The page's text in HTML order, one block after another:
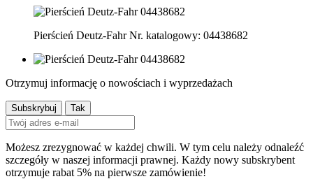
Pierścień Deutz-Fahr Nr. katalogowy: 04438682
Otrzymuj informację o nowościach i wyprzedażach
Możesz zrezygnować w każdej chwili. W tym celu należy odnaleźć
szczegóły w naszej informacji prawnej. Każdy nowy subskrybent
otrzymuje rabat 5% na pierwsze zamówienie!